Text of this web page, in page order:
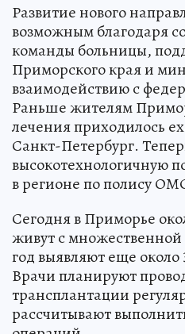
Развитие нового
возможным благодаря
команды больницы,
Приморского края и
взаимодействию с
Раньше жителям
лечения приходилось
Санкт-Петербург.
высокотехнологичную
в регионе по полису
Сегодня в Приморье
живут с
год выявляют еще около
Врачи планируют
трансплантации
рассчитывают